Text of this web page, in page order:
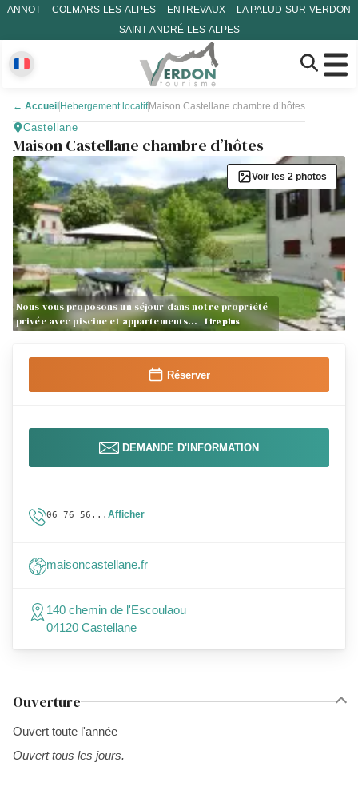
ANNOT COLMARS-LES-ALPES ENTREVAUX
LA PALUD-SUR-VERDON
SAINT-ANDRÉ-LES-ALPES
← Accueil Hebergement locatif Maison Castellane chambre d’hôtes
Castellane
Maison Castellane chambre d’hôtes
Nous vous proposons un séjour dans notre propriété
privée avec piscine et appartements…
Lire plus
Voir les 2 photos
Ouverture
Ouvert toute l'année
Ouvert tous les jours.
Réserver
DEMANDE D'INFORMATION
06 76 56... Afficher
maisoncastellane.fr
140 chemin de l'Escoulaou
04120 Castellane